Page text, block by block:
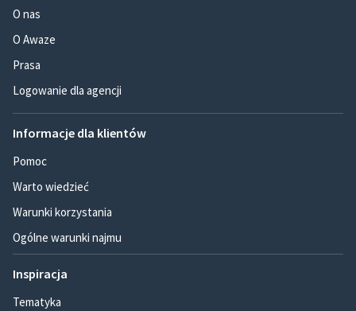
O nas
O Awaze
Prasa
Logowanie dla agencji
Informacje dla klientów
Pomoc
Warto wiedzieć
Warunki korzystania
Ogólne warunki najmu
Inspiracja
Tematyka